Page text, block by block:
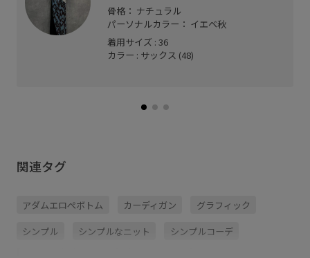
骨格： ナチュラル
パーソナルカラー： イエベ秋
着用サイズ : 36
カラー : サックス (48)
関連タグ
アダムエロぺボトム カーディガン グラフィック
シンプル シンプルなニット シンプルコーデ